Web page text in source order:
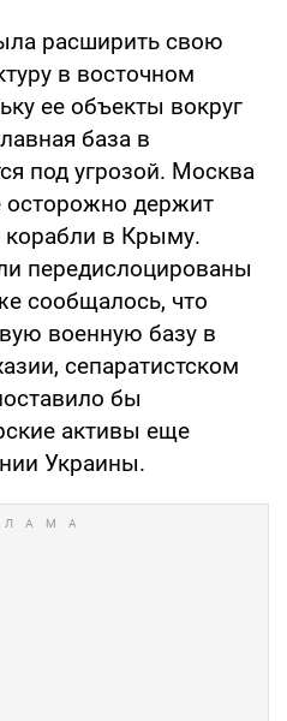
расширить свою
в восточном
ее объекты вокруг
база в
под угрозой. Москва
осторожно держит
в Крыму.
передислоцированы
сообщалось, что
военную базу в
сепаратистском
бы
активы еще
Украины.